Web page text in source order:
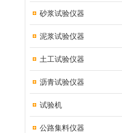
砂浆试验仪器
泥浆试验仪器
土工试验仪器
沥青试验仪器
试验机
公路集料仪器